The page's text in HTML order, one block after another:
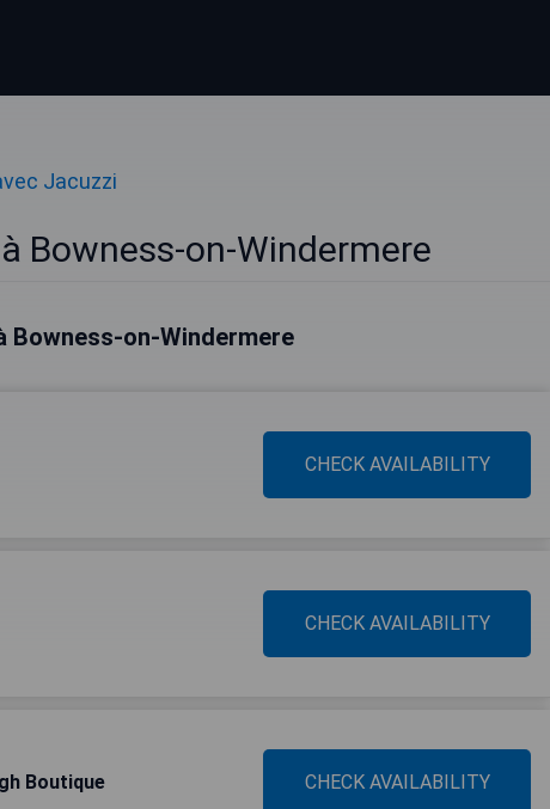
Jacuzzi
Bowness-on-Windermere
Bowness-on-Windermere
CHECK AVAILABILITY
CHECK AVAILABILITY
Boutique CHECK AVAILABILITY